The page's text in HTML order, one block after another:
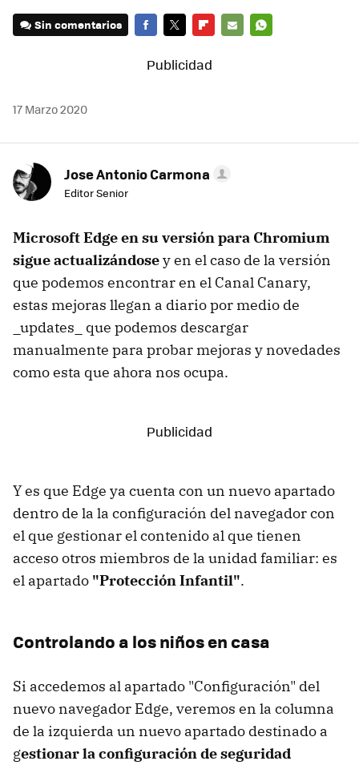
Sin comentarios
17 Marzo 2020
Jose Antonio Carmona
Editor Senior
Microsoft Edge en su versión para Chromium
sigue actualizándosey en el caso de la versión
que podemos encontrar en el Canal Canary,
estas mejoras llegan a diario por medio de
_updates_ que podemos descargar
manualmente para probar mejoras y novedades
como esta que ahora nos ocupa.
Y es que Edge ya cuenta con un nuevo apartado
dentro de la la configuración del navegador con
el que gestionar el contenido al que tienen
acceso otros miembros de la unidad familiar: es
el apartado "Protección Infantil".
Controlando a los niños en casa
Si accedemos al apartado "Configuración" del
nuevo navegador Edge, veremos en la columna
de la izquierda un nuevo apartado destinado a
gestionar la configuración de seguridad